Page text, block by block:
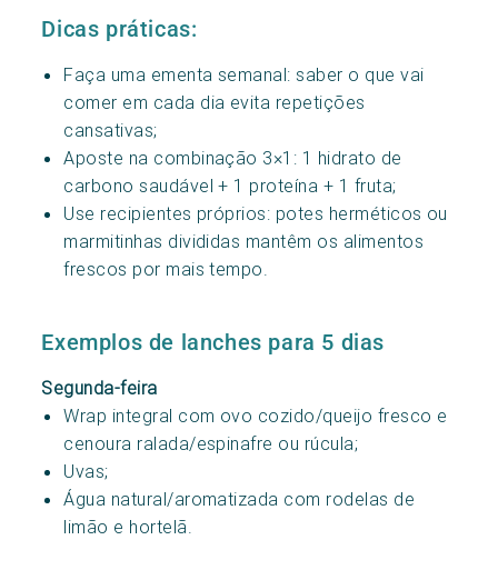
Dicas práticas:
Faça uma ementa semanal: saber o que vai
comer em cada dia evita repetições
cansativas;
Aposte na combinação 3×1: 1 hidrato de
carbono saudável + 1 proteína + 1 fruta;
Use recipientes próprios: potes herméticos ou
marmitinhas divididas mantêm os alimentos
frescos por mais tempo.
Exemplos de lanches para 5 dias
Segunda-feira
Wrap integral com ovo cozido/queijo fresco e
cenoura ralada/espinafre ou rúcula;
Uvas;
Água natural/aromatizada com rodelas de
limão e hortelã.